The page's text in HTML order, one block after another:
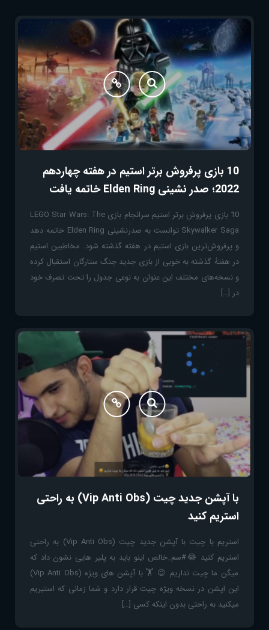
10 بازی پرفروش برتر استیم در هفته چهاردهم
2022؛ صدر نشینی Elden Ring خاتمه یافت
10 بازی پرفروش برتر استیم سرانجام بازی LEGO Star Wars: The
Skywalker Saga توانست به صدرنشینی Elden Ring خاتمه دهد
و پرفروش‌ترین بازی استیم در هفته گذشته شود. مخاطبین استیم
در هفتۀ گذشته به خوبی از بازی جدید جنگ ستارگان استقبال کرده‌
و نسخه‌های مختلف این عنوان به نوعی جدول را تحت تصرف خود
در […]
با آپشن جدید چیت (Vip Anti Obs) به راحتی
استریم کنید
استریم با چیت با آپشن جدید چیت (Vip Anti Obs) به راحتی
استریم کنید 😂#سم_خالص اینو باید به پلیر هایی نشون داد که
میگن ما چیت نداریم 😉 🏋️ با آپشن های ویژه (Vip Anti Obs)
این اپشن در نسخه ویژه چیت قرار دارد و شما زمانی که استیریم
میکنید به راحتی بدون اینکه کسی […]